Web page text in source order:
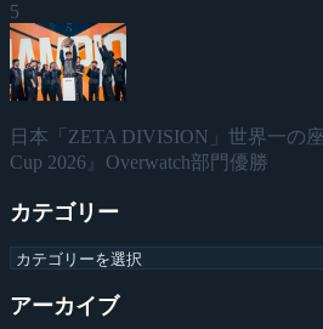
5
日本「ZETA DIVISION」世界一の
Cup 2026』Overwatch部門優勝
カテゴリー
アーカイブ